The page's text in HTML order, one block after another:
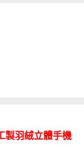
製羽絨立體手機